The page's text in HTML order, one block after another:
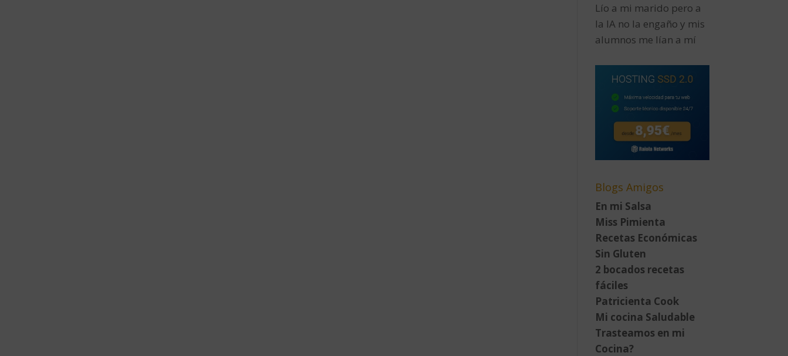
Lío a mi marido pero a
la IA no la engaño y mis
alumnos me lían a mí
Blogs Amigos
En mi Salsa
Miss Pimienta
Recetas Económicas
Sin Gluten
2 bocados recetas
fáciles
Patricienta Cook
Mi cocina Saludable
Trasteamos en mi
Cocina?